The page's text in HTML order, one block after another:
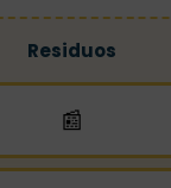
Residuos
📰